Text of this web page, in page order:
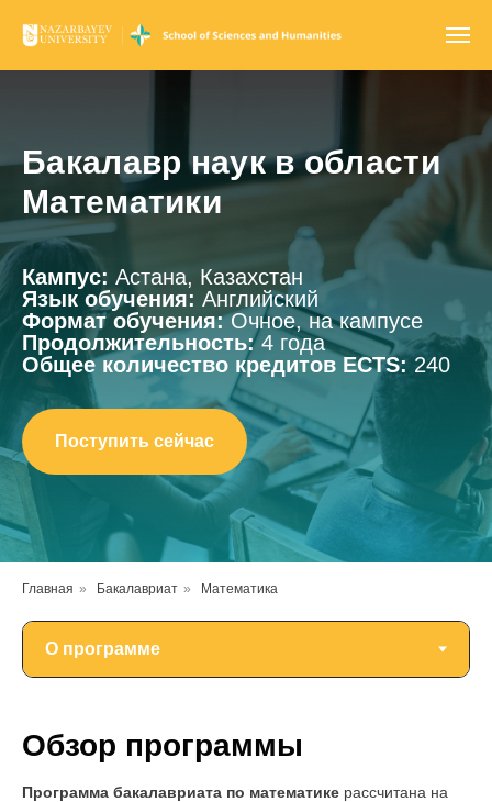
Бакалавр наук в области
Математики
Кампус: Астана, Казахстан
Язык обучения: Английский
Формат обучения:Очное, на кампусе
Продолжительность:4 года
Общее количество кредитов ECTS: 240
Поступить сейчас
Главная » Бакалавриат » Математика
Обзор программы
Программа бакалавриата по математике рассчитана на